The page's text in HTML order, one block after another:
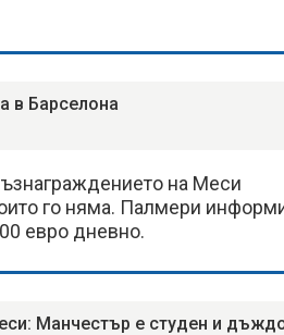
в Барселона
на Меси
го няма. Палмери
евро дневно.
Манчестър е студен и